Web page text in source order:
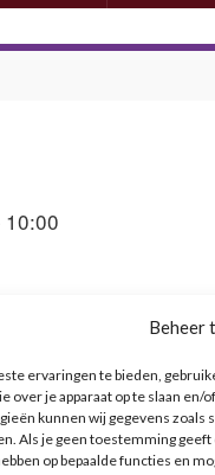
Beheer
ervaringen te bieden,
over je apparaat op te slaan
kunnen wij gegevens zoals
Als je geen toestemming
op bepaalde functies en
het begin van de
gezegend.